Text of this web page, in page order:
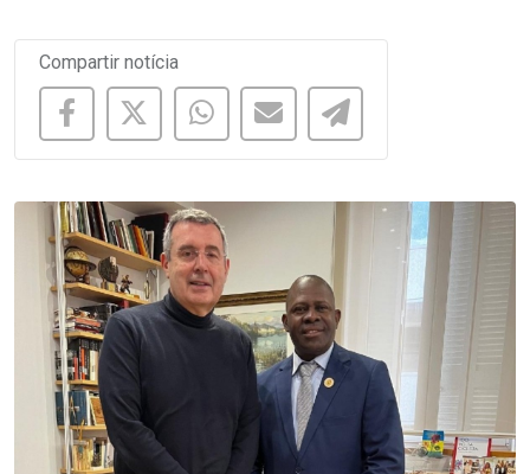
Compartir notícia